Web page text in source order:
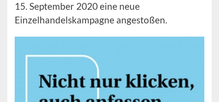
15. September 2020 eine neue
Einzelhandelskampagne angestoßen.